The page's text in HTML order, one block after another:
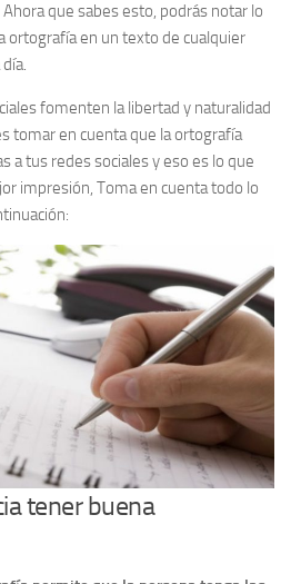
que sabes esto, podrás notar lo
ortografía en un texto de cualquier
fomenten la libertad y naturalidad
tomar en cuenta que la ortografía
a tus redes sociales y eso es lo que
impresión, Toma en cuenta todo lo
tener buena